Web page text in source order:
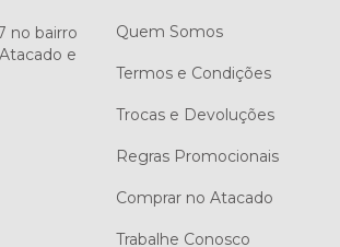
no bairro
e
Quem Somos
Termos e Condições
Trocas e Devoluções
Regras Promocionais
Comprar no Atacado
Trabalhe Conosco